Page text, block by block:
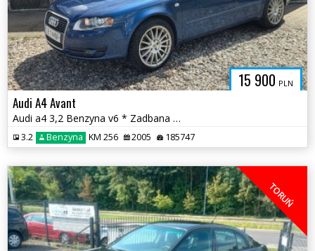
15 900 PLN
Audi A4 Avant
Audi a4 3,2 Benzyna v6 * Zadbana Automat * Szwajcaria * Niski przebieg
3.2 Benzyna KM 256 2005 185747
TORUŃ